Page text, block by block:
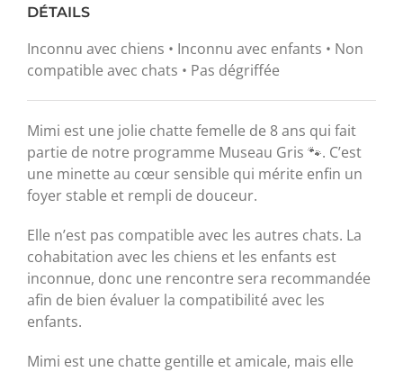
DÉTAILS
Inconnu avec chiens • Inconnu avec enfants • Non
compatible avec chats • Pas dégriffée
Mimi est une jolie chatte femelle de 8 ans qui fait
partie de notre programme Museau Gris 🐾. C’est
une minette au cœur sensible qui mérite enfin un
foyer stable et rempli de douceur.
Elle n’est pas compatible avec les autres chats. La
cohabitation avec les chiens et les enfants est
inconnue, donc une rencontre sera recommandée
afin de bien évaluer la compatibilité avec les
enfants.
Mimi est une chatte gentille et amicale, mais elle